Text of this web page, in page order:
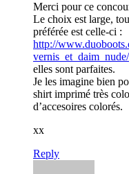
Merci pour ce
Le choix est large,
préférée est celle-ci :
http://
vernis_et_daim_nude/
elles sont parfaites.
Je les imagine bien
shirt imprimé très
d’accesoires colorés.
xx
Reply